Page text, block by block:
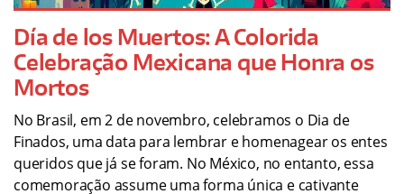
Día de los Muertos: A Colorida
Celebração Mexicana que Honra os
Mortos
No Brasil, em 2 de novembro, celebramos o Dia de
Finados, uma data para lembrar e homenagear os entes
queridos que já se foram. No México, no entanto, essa
comemoração assume uma forma única e cativante